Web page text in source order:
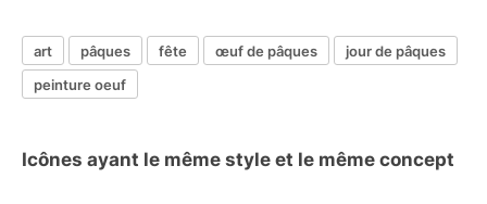
art pâques fête œuf de pâques
jour de pâques
peinture oeuf
Icônes ayant le même style et le même concept